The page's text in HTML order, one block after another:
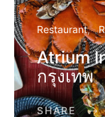
Restaurant
Atrium
กรุงเทพ
SHARE